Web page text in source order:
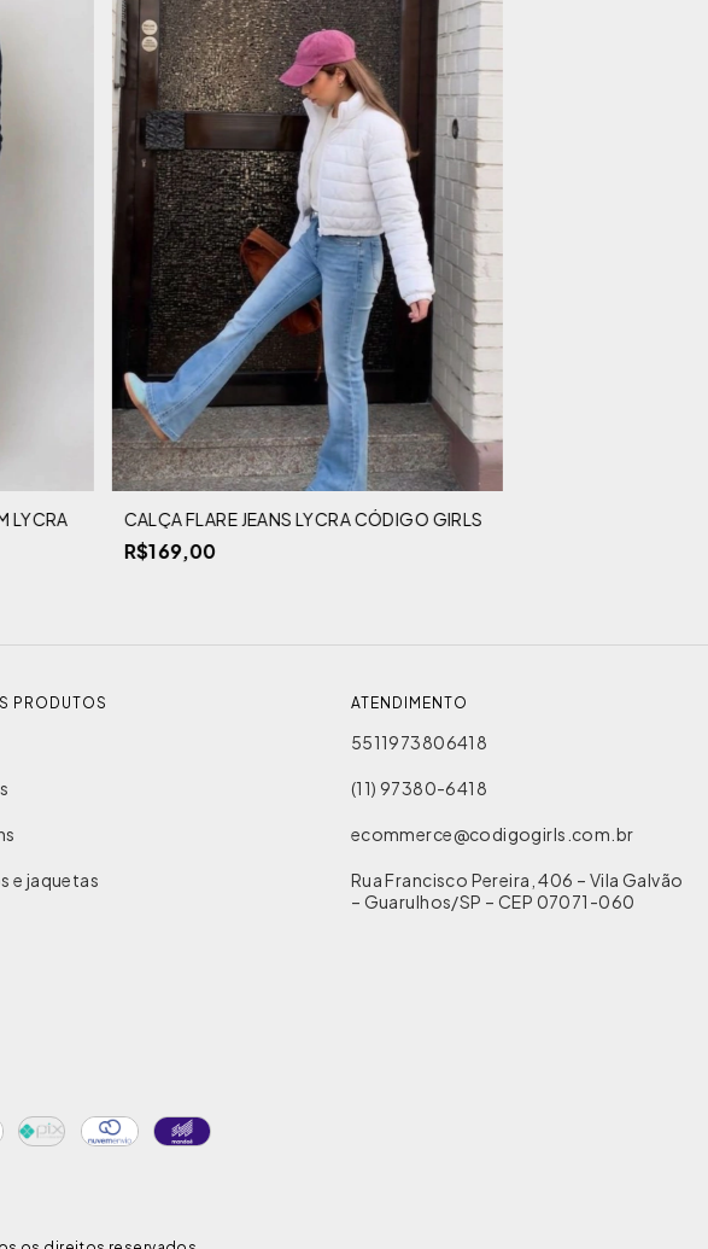
LYCRA
CALÇA FLARE JEANS LYCRA CÓDIGO GIRLS
R$169,00
PRODUTOS
e jaquetas
ATENDIMENTO
5511973806418
(11) 97380-6418
ecommerce@codigogirls.com.br
Rua Francisco Pereira, 406 – Vila Galvão
– Guarulhos/SP – CEP 07071-060